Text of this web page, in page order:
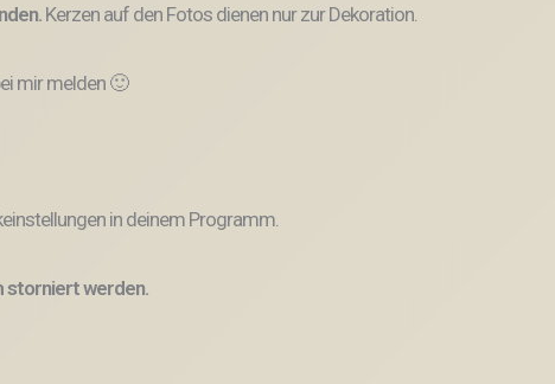
Kerzen auf den Fotos dienen nur zur Dekoration.
mir melden 🙂
in deinem Programm.
storniert werden.